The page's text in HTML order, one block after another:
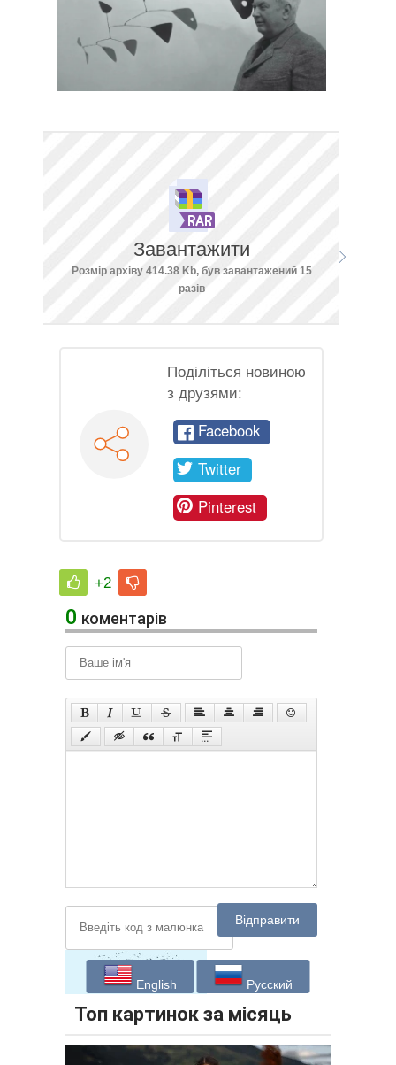
Завантажити
Розмір архіву 414.38 Kb, був завантажений 15
разів
Поділіться новиною
з друзями:
Facebook
Twitter
Pinterest
+2
0 коментарів
Відправити
English Русский
Топ картинок за місяць